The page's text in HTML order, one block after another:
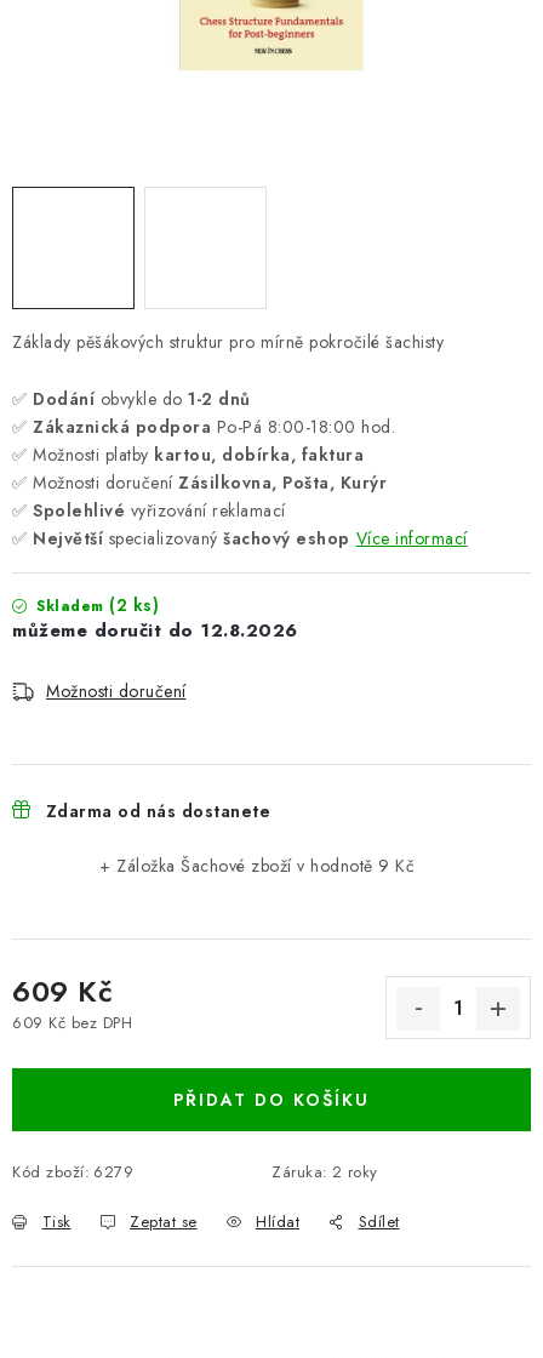
VÝPRODEJ
Základy pěšákových struktur pro mírně pokročilé šachisty
✅ Dodání obvykle do 1-2 dnů
✅ Zákaznická podpora Po-Pá 8:00-18:00 hod.
✅ Možnosti platby kartou, dobírka, faktura
✅ Možnosti doručení Zásilkovna, Pošta, Kurýr
✅ Spolehlivé vyřizování reklamací
✅ Největší specializovaný šachový eshop Více informací
Skladem (2 ks)
12.8.2026
Možnosti doručení
Zdarma od nás dostanete
+ Záložka Šachové zboží v hodnotě 9 Kč
609 Kč
609 Kč bez DPH
PŘIDAT DO KOŠÍKU
Kód zboží: 6279 Záruka: 2 roky
Tisk Zeptat se Hlídat Sdílet